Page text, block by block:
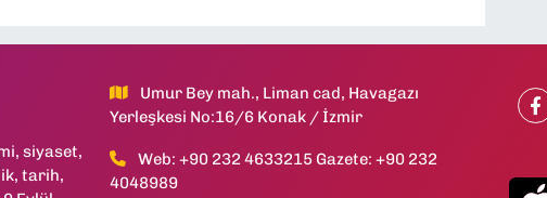
siyaset,
tarih,
Umur Bey mah., Liman cad, Havagazı
Yerleşkesi No:16/6 Konak / İzmir
Web: +90 232 4633215 Gazete: +90 232
4048989